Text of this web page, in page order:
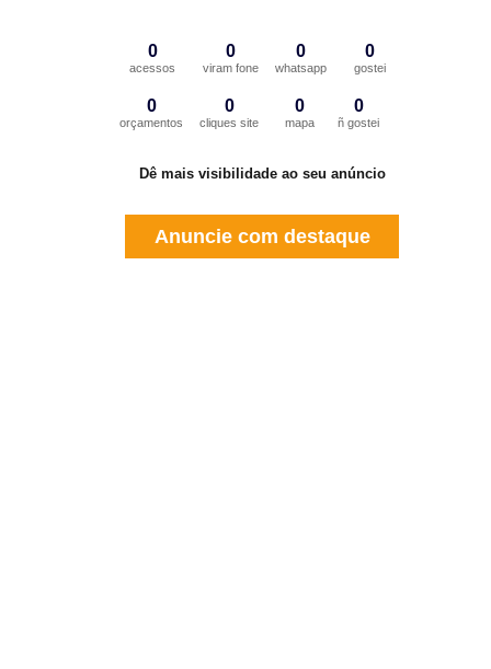
0
acessos
0
viram fone
0
whatsapp
0
gostei
0
orçamentos
0
cliques site
0
mapa
0
ñ gostei
Dê mais visibilidade ao seu anúncio
Anuncie com destaque